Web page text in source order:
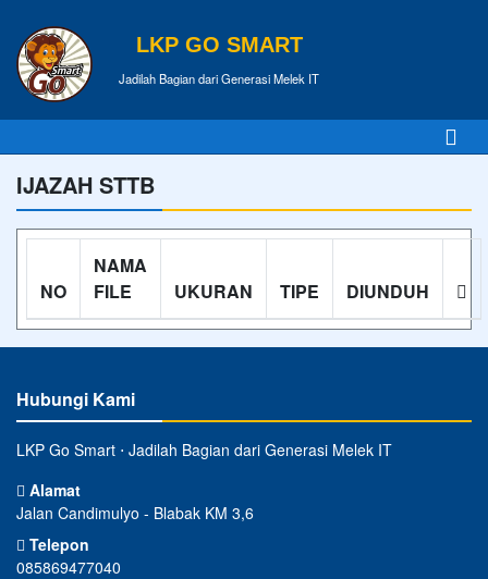
LKP GO SMART
Jadilah Bagian dari Generasi Melek IT
IJAZAH STTB
NO
NAMA
FILE
UKURAN TIPE DIUNDUH
Hubungi Kami
LKP Go Smart ⋅ Jadilah Bagian dari Generasi Melek IT
Alamat
Jalan Candimulyo - Blabak KM 3,6
Telepon
085869477040